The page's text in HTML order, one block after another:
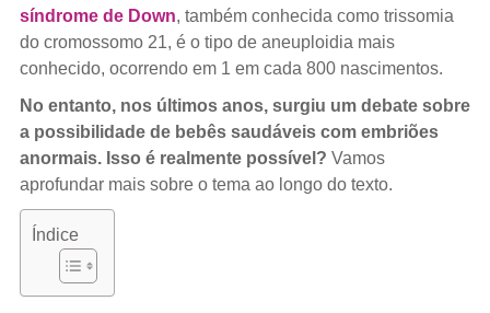
síndrome de Down, também conhecida como trissomia
do cromossomo 21, é o tipo de aneuploidia mais
conhecido, ocorrendo em 1 em cada 800 nascimentos.
No entanto, nos últimos anos, surgiu um debate sobre
a possibilidade de bebês saudáveis com embriões
anormais. Isso é realmente possível? Vamos
aprofundar mais sobre o tema ao longo do texto.
Índice